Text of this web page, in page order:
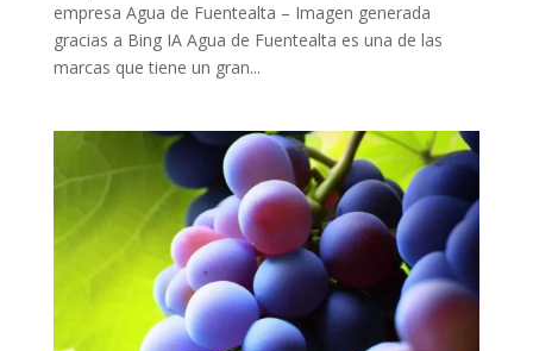
empresa Agua de Fuentealta – Imagen generada
gracias a Bing IA Agua de Fuentealta es una de las
marcas que tiene un gran...